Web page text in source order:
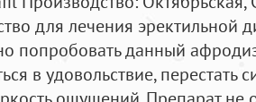
для лечения эректильной
попробовать данный
в удовольствие, перестать